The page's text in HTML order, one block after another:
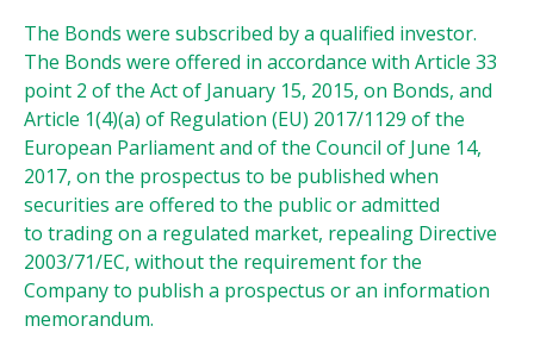
The Bonds were subscribed by a qualified investor.
The Bonds were offered in accordance with Article 33
point 2 of the Act of January 15, 2015, on Bonds, and
Article 1(4)(a) of Regulation (EU) 2017/1129 of the
European Parliament and of the Council of June 14,
2017, on the prospectus to be published when
securities are offered to the public or admitted
to trading on a regulated market, repealing Directive
2003/71/EC, without the requirement for the
Company to publish a prospectus or an information
memorandum.